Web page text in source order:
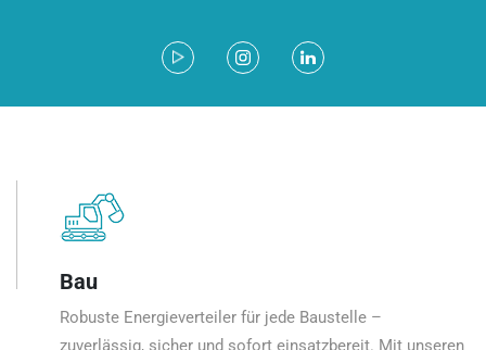
Bau
Robuste Energieverteiler für jede Baustelle –
zuverlässig, sicher und sofort einsatzbereit. Mit unseren